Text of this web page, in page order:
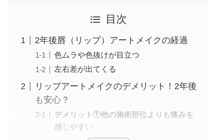
タ注射、いぼ除去、医療脱毛など
目次
2年後唇（リップ）アートメイクの経過
色ムラや色抜けが目立つ
左右差が出てくる
リップアートメイクのデメリット！2年後
も安心？
デメリット①他の施術部位よりも痛みを
感じやすい